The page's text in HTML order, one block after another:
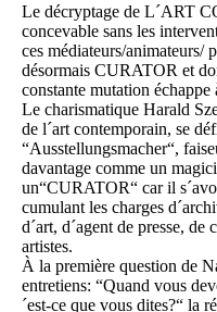
Le décryptage de L´ART
concevable sans les
ces médiateurs/animateurs/
désormais CURATOR et
constante mutation
Le charismatique Harald
de l´art contemporain, se
“Ausstellungsmacher“,
davantage comme un
un“CURATOR“ car il
cumulant les charges
d´art, d´agent de presse,
artistes.
À la première question de
́entretiens: “Quand vous
´est-ce que vous dites?“ la